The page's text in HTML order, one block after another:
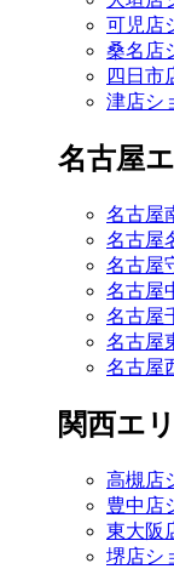
可児店
桑名店
四日市
津店シ
名古屋
名古屋
名古屋
名古屋
名古屋
名古屋
名古屋
名古屋
関西エ
高槻店
豊中店
東大阪
堺店シ